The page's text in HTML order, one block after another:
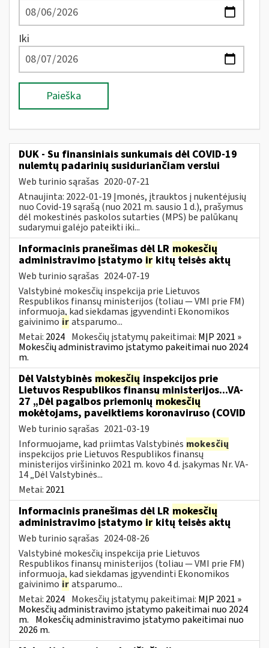
Iki
Paieška
DUK - Su finansiniais sunkumais dėl COVID-19
nulemtų padarinių susiduriančiam verslui
Web turinio sąrašas 2020-07-21
Atnaujinta: 2022-01-19 Įmonės, įtrauktos į nukentėjusių
nuo Covid-19 sąrašą (nuo 2021 m. sausio 1 d.), prašymus
dėl mokestinės paskolos sutarties (MPS) be palūkanų
sudarymui galėjo pateikti iki...
Informacinis pranešimas dėl LR mokesčių
administravimo įstatymo ir kitų teisės aktų
Web turinio sąrašas 2024-07-19
Valstybinė mokesčių inspekcija prie Lietuvos
Respublikos finansų ministerijos (toliau — VMI prie FM)
informuoja, kad siekdamas įgyvendinti Ekonomikos
gaivinimo iratsparumo...
Metai: 2024 Mokesčių įstatymų pakeitimai: MĮP 2021 »
Mokesčių administravimo įstatymo pakeitimai nuo 2024
m.
Dėl Valstybinės mokesčių inspekcijos prie
Lietuvos Respublikos finansų ministerijos...VA-
27 „Dėl pagalbos priemonių mokesčių
mokėtojams, paveiktiems koronaviruso (COVID
Web turinio sąrašas 2021-03-19
Informuojame, kad priimtas Valstybinės mokesčių
inspekcijos prie Lietuvos Respublikos finansų
ministerijos viršininko 2021 m. kovo 4 d. įsakymas Nr. VA-
14 „Dėl Valstybinės...
Metai: 2021
Informacinis pranešimas dėl LR mokesčių
administravimo įstatymo ir kitų teisės aktų
Web turinio sąrašas 2024-08-26
Valstybinė mokesčių inspekcija prie Lietuvos
Respublikos finansų ministerijos (toliau — VMI prie FM)
informuoja, kad siekdamas įgyvendinti Ekonomikos
gaivinimo iratsparumo...
Metai: 2024 Mokesčių įstatymų pakeitimai: MĮP 2021 »
Mokesčių administravimo įstatymo pakeitimai nuo 2024
m. Mokesčių administravimo įstatymo pakeitimai nuo
2026 m.